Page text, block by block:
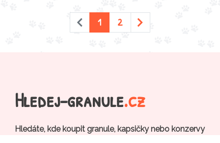
1 2
Hledej-granule.cz
Hledáte, kde koupit granule, kapsičky nebo konzervy